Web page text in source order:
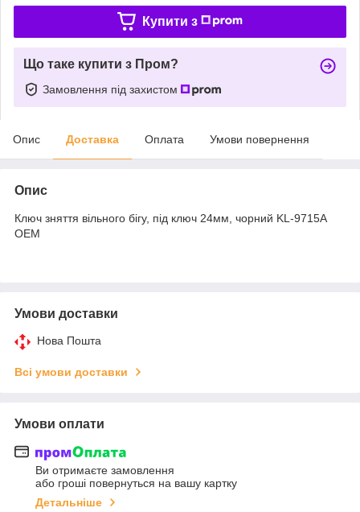
Купити з
Що таке купити з Пром?
Замовлення під захистом
Опис Доставка Оплата Умови повернення
Опис
Ключ зняття вільного бігу, під ключ 24мм, чорний KL-9715A
OEM
Умови доставки
Нова Пошта
Всі умови доставки
Умови оплати
Ви отримаєте замовлення
або гроші повернуться на вашу картку
Детальніше